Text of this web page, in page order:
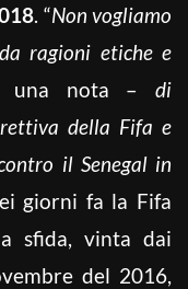
. “Non vogliamo
ragioni etiche e
una nota – di
della Fifa e
il Senegal in
giorni fa la Fifa
sfida, vinta dai
del 2016,